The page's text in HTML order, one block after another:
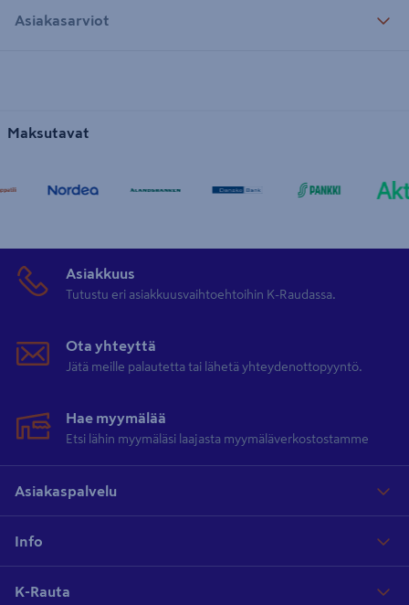
Asiakasarviot
Maksutavat
Asiakkuus
Tutustu eri asiakkuusvaihtoehtoihin K-Raudassa.
Ota yhteyttä
Jätä meille palautetta tai lähetä yhteydenottopyyntö.
Hae myymälää
Etsi lähin myymäläsi laajasta myymäläverkostostamme
Asiakaspalvelu
Info
K-Rauta